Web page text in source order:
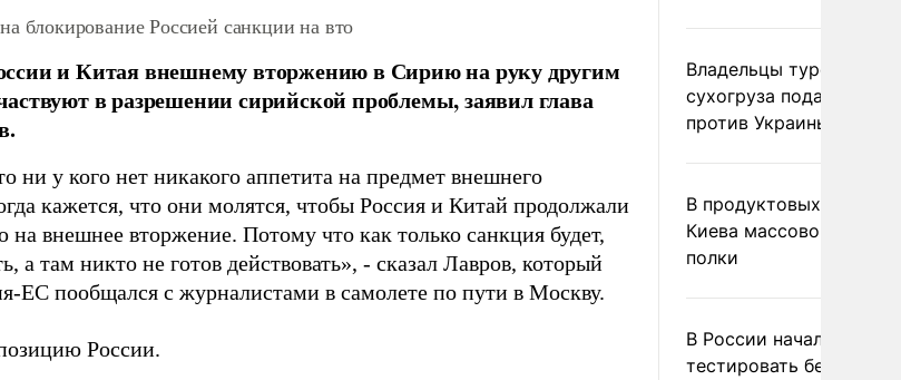
блокирование Россией санкции на вто
и Китая внешнему вторжению в Сирию на руку другим
в разрешении сирийской проблемы, заявил глава
ни у кого нет никакого аппетита на предмет внешнего
кажется, что они молятся, чтобы Россия и Китай продолжали
на внешнее вторжение. Потому что как только санкция будет,
а там никто не готов действовать», - сказал Лавров, который
ЕС пообщался с журналистами в самолете по пути в Москву.
России.
Владельцы турецкого
сухогруза подадут иск
против Украины в Гаагу
В продуктовых
Киева массово
полки
В России начали
тестировать